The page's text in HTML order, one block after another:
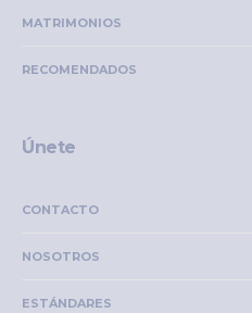
MATRIMONIOS
RECOMENDADOS
Únete
CONTACTO
NOSOTROS
ESTÁNDARES